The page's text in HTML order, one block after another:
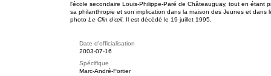
l'école secondaire Louis-Philippe-Paré de Châteauguay, tout en étant
sa philanthropie et son implication dans la maison des Jeunes et
photo Le Clin d'œil. Il est décédé le 19 juillet 1995.
Date d'officialisation
2003-07-16
Spécifique
Marc-André-Fortier